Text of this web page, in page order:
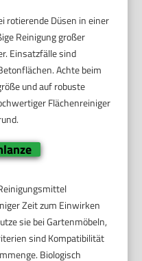
rotierende Düsen in einer
Reinigung großer
Einsatzfälle sind
Achte beim
und auf robuste
Flächenreiniger
Zeit zum Einwirken
sie bei Gartenmöbeln,
sind Kompatibilität
Biologisch